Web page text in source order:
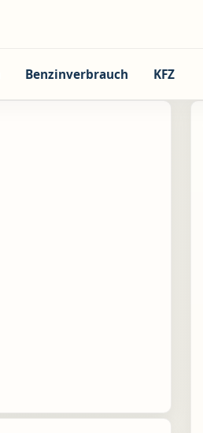
Benzinverbrauch KFZ